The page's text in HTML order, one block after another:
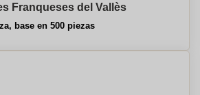
Franqueses del Vallès
base en 500 piezas